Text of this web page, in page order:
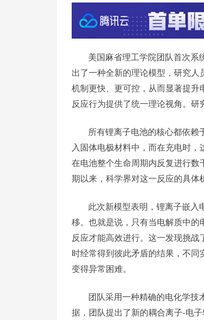
美国麻省理工学院团队首次系
出了一种全新的理论模型，研究
机制更快、更可控，从而显著提升
反应行为提供了统一理论视角。研
所有锂离子电池的核心都依赖
入固体电极材料中，而在充电时
在电池整个生命周期内反复进行数
期以来，科学界对这一反应的具体
此次新模型表明，锂离子嵌入
移。也就是说，只有当电解质中的
反应才能高效进行。这一发现挑
时经常得到彼此矛盾的结果，不
变得异常困难。
团队采用一种精确的电化学技
据，团队提出了新的耦合离子-电